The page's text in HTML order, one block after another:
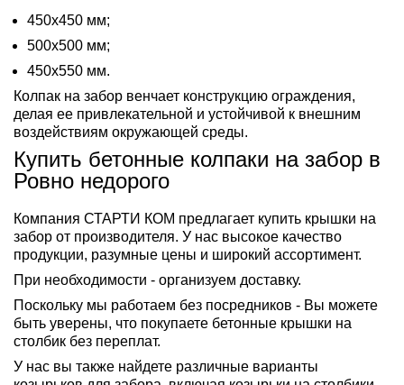
450х450 мм;
500х500 мм;
450х550 мм.
Колпак на забор венчает конструкцию ограждения,
делая ее привлекательной и устойчивой к внешним
воздействиям окружающей среды.
Купить бетонные колпаки на забор в
Ровно недорого
Компания СТАРТИ КОМ предлагает купить крышки на
забор от производителя. У нас высокое качество
продукции, разумные цены и широкий ассортимент.
При необходимости - организуем доставку.
Поскольку мы работаем без посредников - Вы можете
быть уверены, что покупаете бетонные крышки на
столбик без переплат.
У нас вы также найдете различные варианты